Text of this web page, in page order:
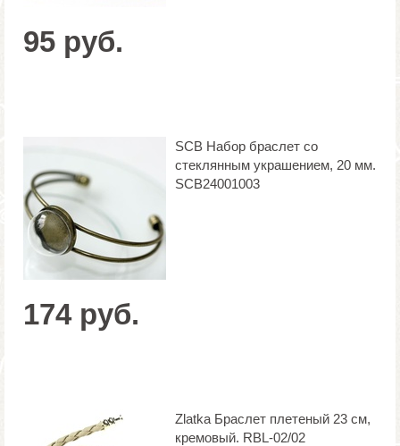
95 руб.
SCB Набор браслет со
стеклянным украшением, 20 мм.
SCB24001003
174 руб.
Zlatka Браслет плетеный 23 см,
кремовый. RBL-02/02